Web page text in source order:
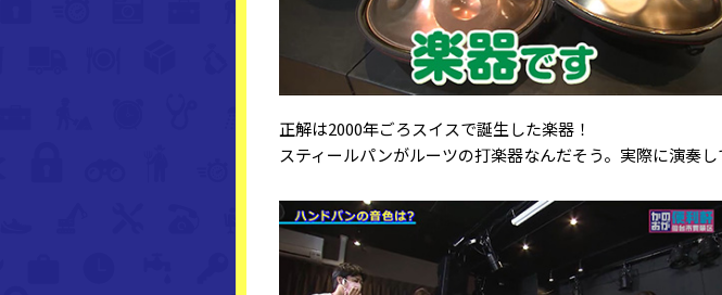
正解は2000年ごろスイスで誕生した楽器！
スティールパンがルーツの打楽器なんだそう。実際に演奏